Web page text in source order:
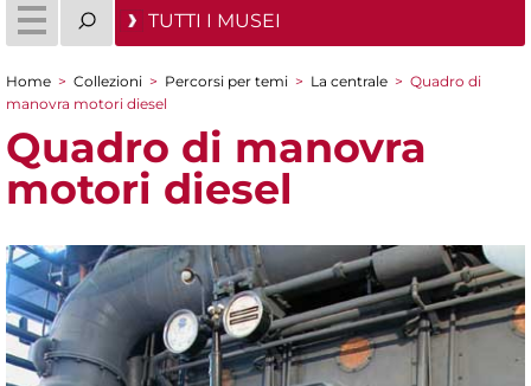
TUTTI I MUSEI
Tu sei qui
Home > Collezioni > Percorsi per temi > La centrale > Quadro di
manovra motori diesel
Quadro di manovra
motori diesel